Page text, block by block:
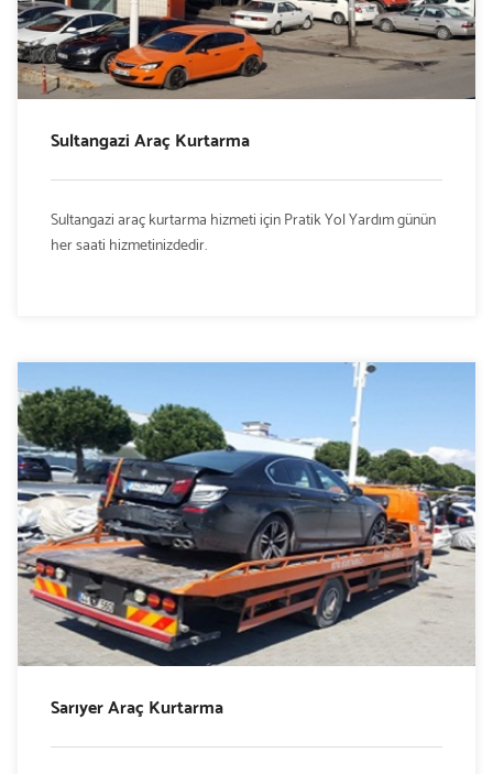
Sultangazi Araç Kurtarma
Sultangazi araç kurtarma hizmeti için Pratik Yol Yardım günün
her saati hizmetinizdedir.
Sarıyer Araç Kurtarma